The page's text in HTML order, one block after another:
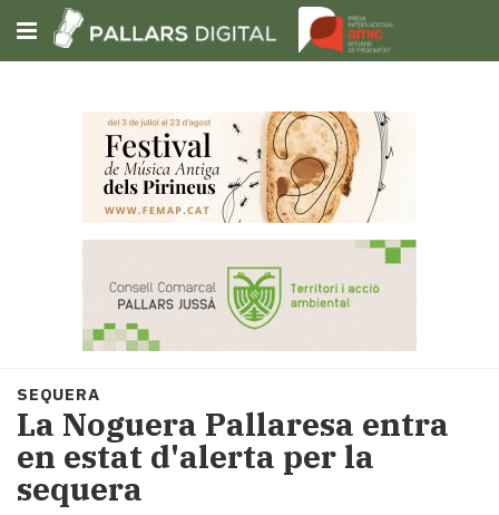
Subscriu-t'hi
Portada
Societat
Política
i
municipis
Economia
SEQUERA
La Noguera Pallaresa entra
en estat d'alerta per la
sequera